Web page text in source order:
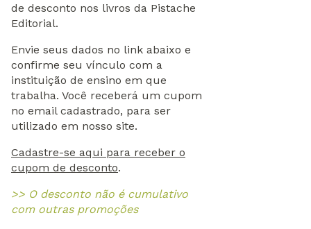
de desconto nos livros da Pistache
Editorial.
Envie seus dados no link abaixo e
confirme seu vínculo com a
instituição de ensino em que
trabalha. Você receberá um cupom
no email cadastrado, para ser
utilizado em nosso site.
Cadastre-se aqui para receber o
cupom de desconto.
>> O desconto não é cumulativo
com outras promoções